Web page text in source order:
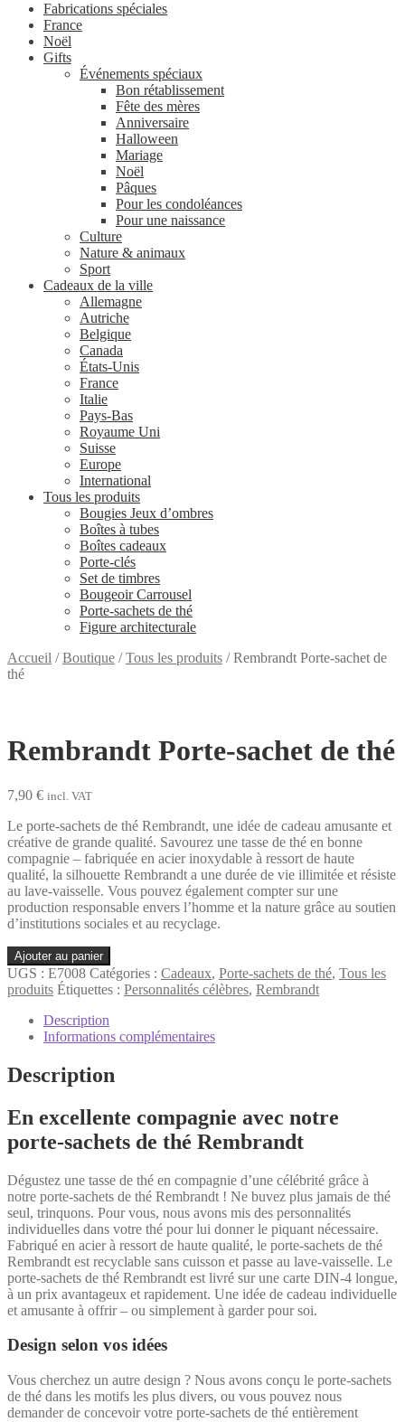
Fabrications spéciales
France
Noël
Gifts
Événements spéciaux
Bon rétablissement
Fête des mères
Anniversaire
Halloween
Mariage
Noël
Pâques
Pour les condoléances
Pour une naissance
Culture
Nature & animaux
Sport
Cadeaux de la ville
Allemagne
Autriche
Belgique
Canada
États-Unis
France
Italie
Pays-Bas
Royaume Uni
Suisse
Europe
International
Tous les produits
Bougies Jeux d’ombres
Boîtes à tubes
Boîtes cadeaux
Porte-clés
Set de timbres
Bougeoir Carrousel
Porte-sachets de thé
Figure architecturale
Accueil /Boutique /Tous les produits /Rembrandt Porte-sachet de
thé
Rembrandt Porte-sachet de thé
7,90 € incl. VAT
Le porte-sachets de thé Rembrandt, une idée de cadeau amusante et
créative de grande qualité. Savourez une tasse de thé en bonne
compagnie – fabriquée en acier inoxydable à ressort de haute
qualité, la silhouette Rembrandt a une durée de vie illimitée et résiste
au lave-vaisselle. Vous pouvez également compter sur une
production responsable envers l’homme et la nature grâce au soutien
d’institutions sociales et au recyclage.
quantité
de
Rembrandt
Porte-
sachet
Ajouter au panier
UGS : E7008 Catégories : Cadeaux, Porte-sachets de thé, Tous les
produits Étiquettes : Personnalités célèbres, Rembrandt
Description
Informations complémentaires
Description
En excellente compagnie avec notre
porte-sachets de thé Rembrandt
Dégustez une tasse de thé en compagnie d’une célébrité grâce à
notre porte-sachets de thé Rembrandt ! Ne buvez plus jamais de thé
seul, trinquons. Pour vous, nous avons mis des personnalités
individuelles dans votre thé pour lui donner le piquant nécessaire.
Fabriqué en acier à ressort de haute qualité, le porte-sachets de thé
Rembrandt est recyclable sans cuisson et passe au lave-vaisselle. Le
porte-sachets de thé Rembrandt est livré sur une carte DIN-4 longue,
à un prix avantageux et rapidement. Une idée de cadeau individuelle
et amusante à offrir – ou simplement à garder pour soi.
Design selon vos idées
Vous cherchez un autre design ? Nous avons conçu le porte-sachets
de thé dans les motifs les plus divers, ou vous pouvez nous
demander de concevoir votre porte-sachets de thé entièrement